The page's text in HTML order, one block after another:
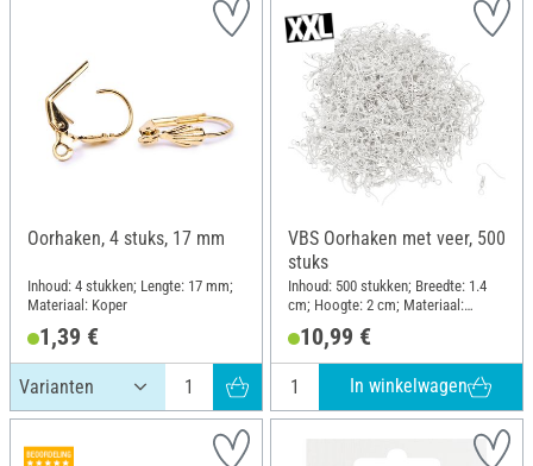
Oorhaken, 4 stuks, 17 mm
Inhoud: 4 stukken; Lengte: 17 mm;
Materiaal: Koper
1,39 €
VBS Oorhaken met veer, 500
stuks
Inhoud: 500 stukken; Breedte: 1.4
cm; Hoogte: 2 cm; Materiaal:
10,99 €
In winkelwagen